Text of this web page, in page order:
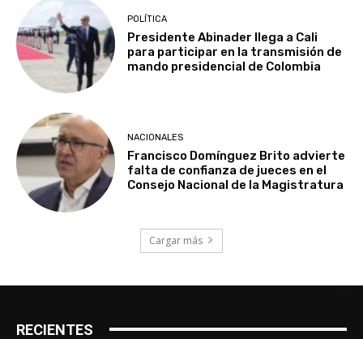
POLÍTICA
Presidente Abinader llega a Cali
para participar en la transmisión de
mando presidencial de Colombia
NACIONALES
Francisco Domínguez Brito advierte
falta de confianza de jueces en el
Consejo Nacional de la Magistratura
Cargar más
RECIENTES